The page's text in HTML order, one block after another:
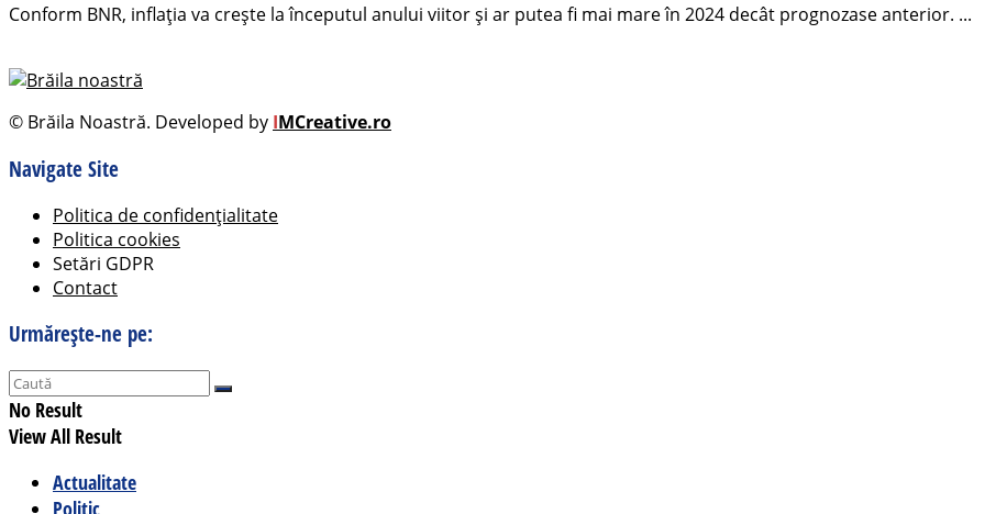
Conform BNR, inflația va crește la începutul anului viitor și ar putea fi mai mare în 2024 decât prognozase anterior. ...
© Brăila Noastră. Developed by IMCreative.ro
Navigate Site
Politica de confidențialitate
Politica cookies
Setări GDPR
Contact
Urmărește-ne pe:
No Result
View All Result
Actualitate
Politic